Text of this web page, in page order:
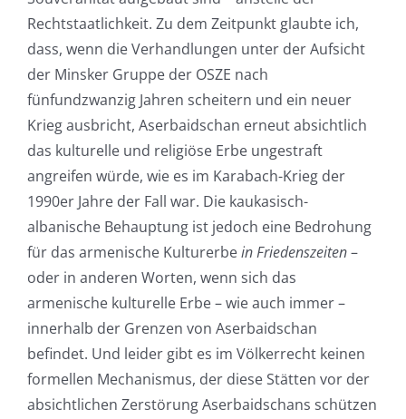
Rechtstaatlichkeit. Zu dem Zeitpunkt glaubte ich,
dass, wenn die Verhandlungen unter der Aufsicht
der Minsker Gruppe der OSZE nach
fünfundzwanzig Jahren scheitern und ein neuer
Krieg ausbricht, Aserbaidschan erneut absichtlich
das kulturelle und religiöse Erbe ungestraft
angreifen würde, wie es im Karabach-Krieg der
1990er Jahre der Fall war. Die kaukasisch-
albanische Behauptung ist jedoch eine Bedrohung
für das armenische Kulturerbein Friedenszeiten–
oder in anderen Worten, wenn sich das
armenische kulturelle Erbe – wie auch immer –
innerhalb der Grenzen von Aserbaidschan
befindet. Und leider gibt es im Völkerrecht keinen
formellen Mechanismus, der diese Stätten vor der
absichtlichen Zerstörung Aserbaidschans schützen